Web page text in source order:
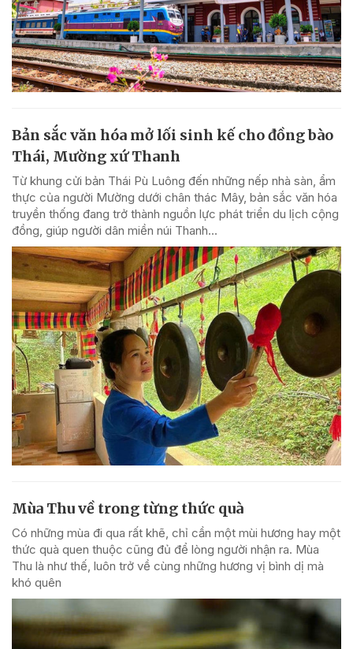
Bản sắc văn hóa mở lối sinh kế cho đồng bào
Thái, Mường xứ Thanh
Từ khung cửi bản Thái Pù Luông đến những nếp nhà sàn, ẩm
thực của người Mường dưới chân thác Mây, bản sắc văn hóa
truyền thống đang trở thành nguồn lực phát triển du lịch cộng
đồng, giúp người dân miền núi Thanh...
Mùa Thu về trong từng thức quà
Có những mùa đi qua rất khẽ, chỉ cần một mùi hương hay một
thức quà quen thuộc cũng đủ để lòng người nhận ra. Mùa
Thu là như thế, luôn trở về cùng những hương vị bình dị mà
khó quên